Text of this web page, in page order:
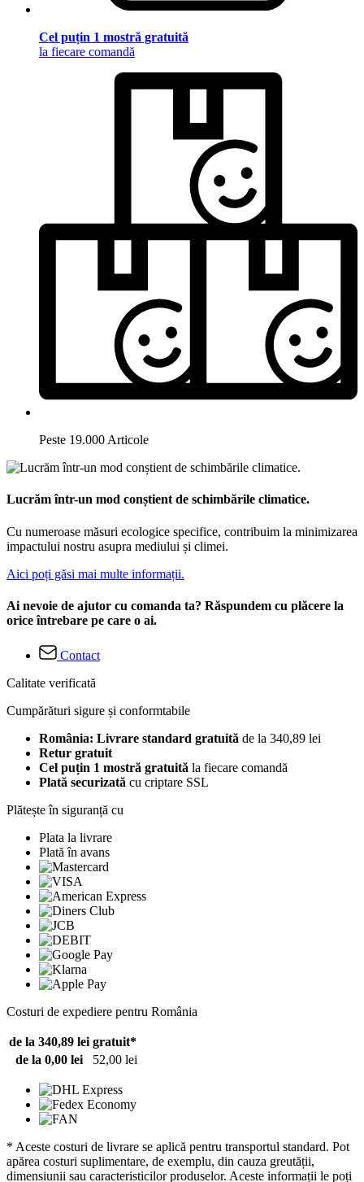
Cel puțin 1 mostră gratuită
la fiecare comandă
Peste 19.000 Articole
Lucrăm într-un mod conștient de schimbările climatice.
Cu numeroase măsuri ecologice specifice, contribuim la minimizarea
impactului nostru asupra mediului și climei.
Aici poți găsi mai multe informații.
Ai nevoie de ajutor cu comanda ta? Răspundem cu plăcere la
orice întrebare pe care o ai.
Contact
Calitate verificată
Cumpărături sigure și conformtabile
România: Livrare standard gratuită de la 340,89 lei
Retur gratuit
Cel puțin 1 mostră gratuită la fiecare comandă
Plată securizată cu criptare SSL
Plătește în siguranță cu
Plata la livrare
Plată în avans
Costuri de expediere pentru România
de la 340,89 lei gratuit*
de la 0,00 lei
52,00 lei
* Aceste costuri de livrare se aplică pentru transportul standard. Pot
apărea costuri suplimentare, de exemplu, din cauza greutății,
dimensiunii sau caracteristicilor produselor. Aceste informații le poți